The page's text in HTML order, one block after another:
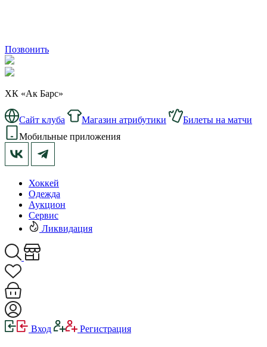
Позвонить
ХК «Ак Барс»
Сайт клуба Магазин атрибутики
Билеты на матчи
Мобильные приложения
Хоккей
Одежда
Аукцион
Сервис
Ликвидация
Вход Регистрация